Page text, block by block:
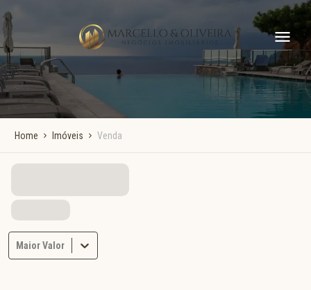
Home Imóveis Venda
Maior Valor